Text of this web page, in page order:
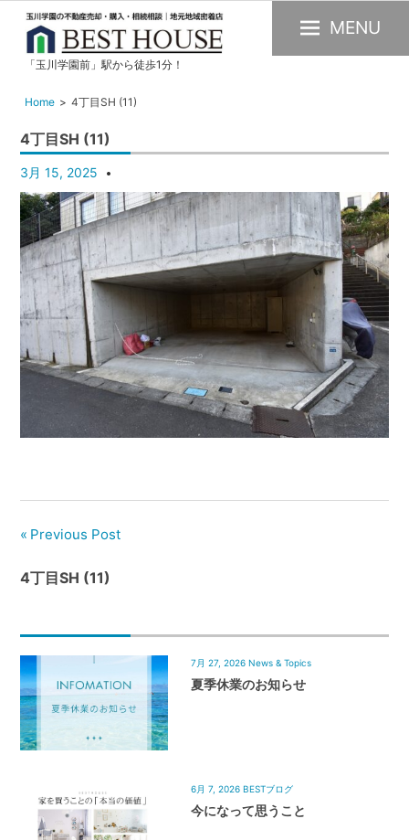
玉
川
園
の
不
動
産
購
入・
売
却・
賃
貸・
理
密
BEST
「玉川学園前」駅から徒歩1分！
MENU
Home 4丁目SH (11)
4丁目SH (11)
3月 15, 2025
Previous Post
4丁目SH (11)
7月 27, 2026 News & Topics
夏季休業のお知らせ
6月 7, 2026 BESTブログ
今になって思うこと